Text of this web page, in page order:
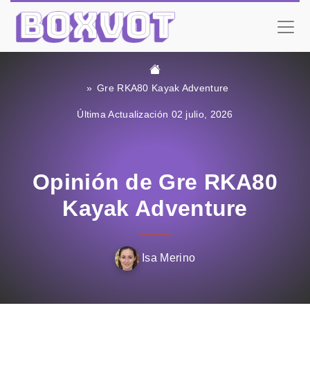
Gre RKA80 Kayak Adventure
Última Actualización 02 julio, 2026
Opinión de Gre RKA80
Kayak Adventure
Isa Merino